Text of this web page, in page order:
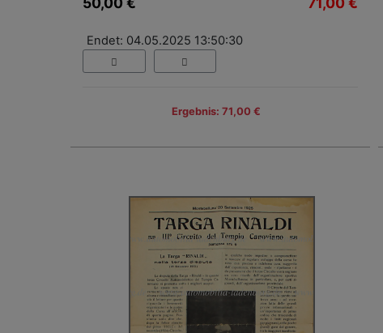
Endet: 04.05.2025 13:50:30
Ergebnis: 71,00 €